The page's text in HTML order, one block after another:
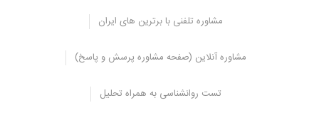
مشاوره تلفنی با برترین های ایران
مشاوره آنلاین (صفحه مشاوره پرسش و پاسخ)
تست روانشناسی به همراه تحلیل
حتما شنیده اید که «فرد دروغگو کم حافظه می شود» افراد دروغگو انقدر دروغ های
متفاوت می گویند و درگیر اضطراب می شوند که بالاخره خود را لو می دهند.
فرد دروغگو مجبور است دائماً اطلاعات را در ذهنش ذخیره کند که مبادا اشتباهی رخ
دهد و دروغش فاش شود و این کار انرژی زیادی از فرد می گیرد.